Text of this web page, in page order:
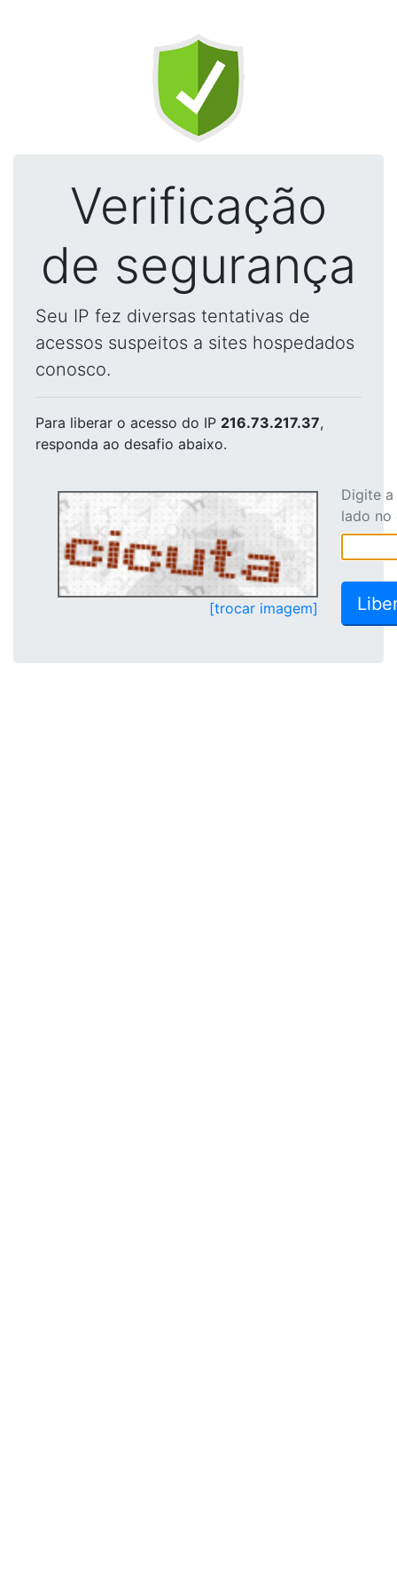
Verificação
de segurança
Seu IP fez diversas tentativas de
acessos suspeitos a sites hospedados
conosco.
Para liberar o acesso do IP 216.73.217.37,
responda ao desafio abaixo.
[trocar imagem]
Digite
lado no